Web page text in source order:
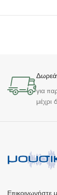
για
μέχρι